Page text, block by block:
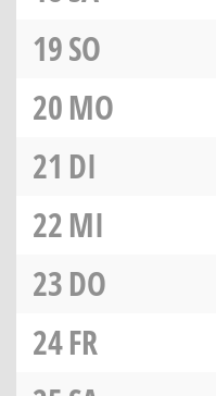
19SO
20MO
21 DI
22MI
23DO
24FR